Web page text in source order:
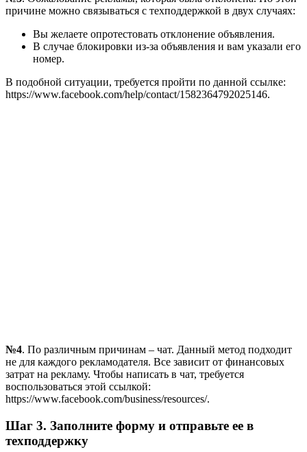
причине можно связываться с техподдержкой в двух случаях:
Вы желаете опротестовать отклонение объявления.
В случае блокировки из-за объявления и вам указали его
номер.
В подобной ситуации, требуется пройти по данной ссылке:
https://www.facebook.com/help/contact/1582364792025146.
№4. По различным причинам – чат. Данный метод подходит
не для каждого рекламодателя. Все зависит от финансовых
затрат на рекламу. Чтобы написать в чат, требуется
воспользоваться этой ссылкой:
https://www.facebook.com/business/resources/.
Шаг 3. Заполните форму и отправьте ее в
техподдержку